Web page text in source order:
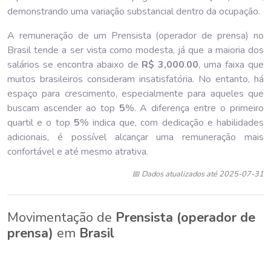
demonstrando uma variação substancial dentro da ocupação.
A remuneração de um Prensista (operador de prensa) no
Brasil tende a ser vista como modesta, já que a maioria dos
salários se encontra abaixo de R$ 3,000.00, uma faixa que
muitos brasileiros consideram insatisfatória. No entanto, há
espaço para crescimento, especialmente para aqueles que
buscam ascender ao top 5%. A diferença entre o primeiro
quartil e o top 5% indica que, com dedicação e habilidades
adicionais, é possível alcançar uma remuneração mais
confortável e até mesmo atrativa.
📅 Dados atualizados até 2025-07-31
Movimentação de Prensista (operador de
prensa) em Brasil